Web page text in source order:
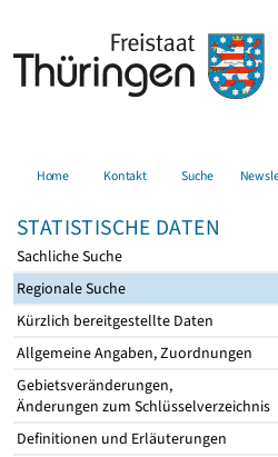
Home Kontakt Suche
STATISTISCHE DATEN
Sachliche Suche
Regionale Suche
Kürzlich bereitgestellte Daten
Allgemeine Angaben, Zuordnungen
Gebietsveränderungen,
Änderungen zum Schlüsselverzeichnis
Definitionen und Erläuterungen